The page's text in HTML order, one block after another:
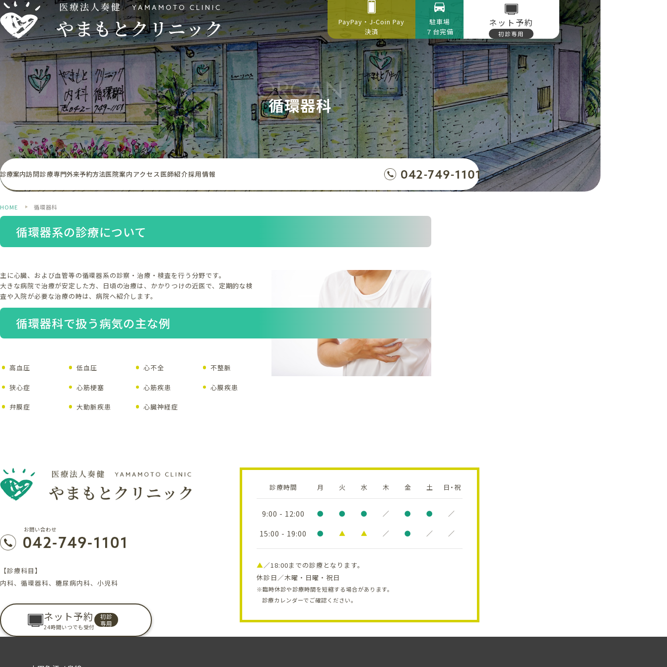
PayPay・J-Coin Pay
決済
駐車場
７台完備
ネット予約
初診専用
循環器科
ORGAN
診療案内訪問診療専門外来予約方法医院案内アクセス 医師紹介採用情報
HOME 循環器科
循環器系の診療について
主に心臓、および血管等の循環器系の診察・治療・検査を行う分野です。
大きな病院で治療が安定した方、日頃の治療は、かかりつけの近医で、定期的な検
査や入院が必要な治療の時は、病院へ紹介します。
循環器科で扱う病気の主な例
高血圧 低血圧 心不全 不整脈
狭心症 心筋梗塞 心筋疾患 心膜疾患
弁膜症 大動脈疾患 心臓神経症
お問い合わせ
【診療科目】
内科、循環器科、糖尿病内科、小児科
ネット予約
24時間いつでも受付
初診
専用
診療時間 月 火 水 木 金 土 日・祝
9:00 - 12:00 ● ● ● ／ ● ● ／
15:00 - 19:00 ● ▲ ▲ ／ ● ／ ／
▲ ／18:00までの診療となります。
休診日／木曜・日曜・祝日
※臨時休診や診療時間を短縮する場合があります。
診療カレンダーでご確認ください。